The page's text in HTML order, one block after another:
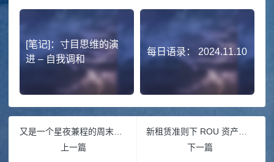
[笔记]：寸目思维的演
进​ – 自我调和
每日语录： 2024.11.10
上一篇
下一篇